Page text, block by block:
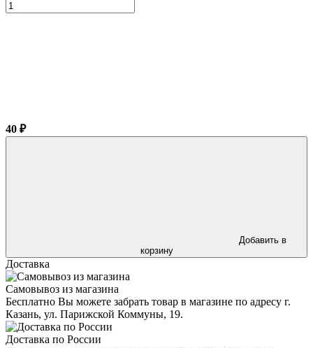
40 ₽
Добавить в
корзину
Доставка
Самовывоз из магазина
Бесплатно Вы можете забрать товар в магазине по адресу г.
Казань, ул. Парижской Коммуны, 19.
Доставка по России